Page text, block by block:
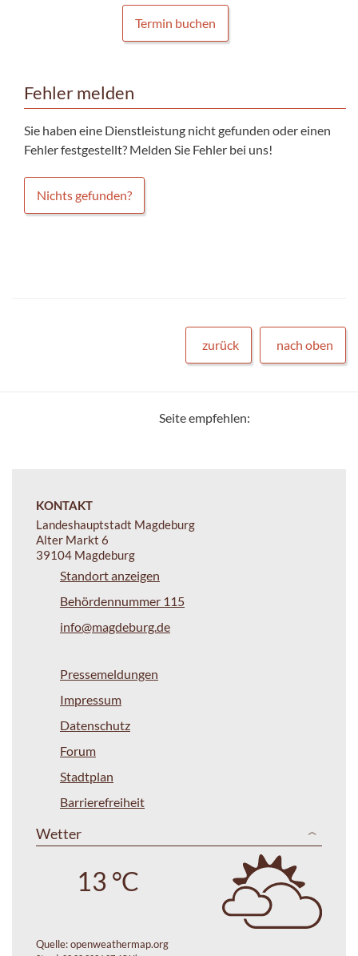
Termin buchen
Fehler melden
Sie haben eine Dienstleistung nicht gefunden oder einen
Fehler festgestellt? Melden Sie Fehler bei uns!
Nichts gefunden?
zurück nach oben
Seite empfehlen:
KONTAKT
Landeshauptstadt Magdeburg
Alter Markt 6
39104 Magdeburg
Standort anzeigen
Behördennummer 115
info@magdeburg.de
Pressemeldungen
Impressum
Datenschutz
Forum
Stadtplan
Barrierefreiheit
Wetter
13 °C
Quelle:openweathermap.org